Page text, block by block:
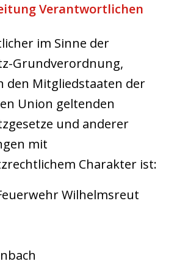
Verantwortlichen
im Sinne der
Grundverordnung,
den Mitgliedstaaten der
Union geltenden
und anderer
mit
Charakter ist:
Wilhelmsreut